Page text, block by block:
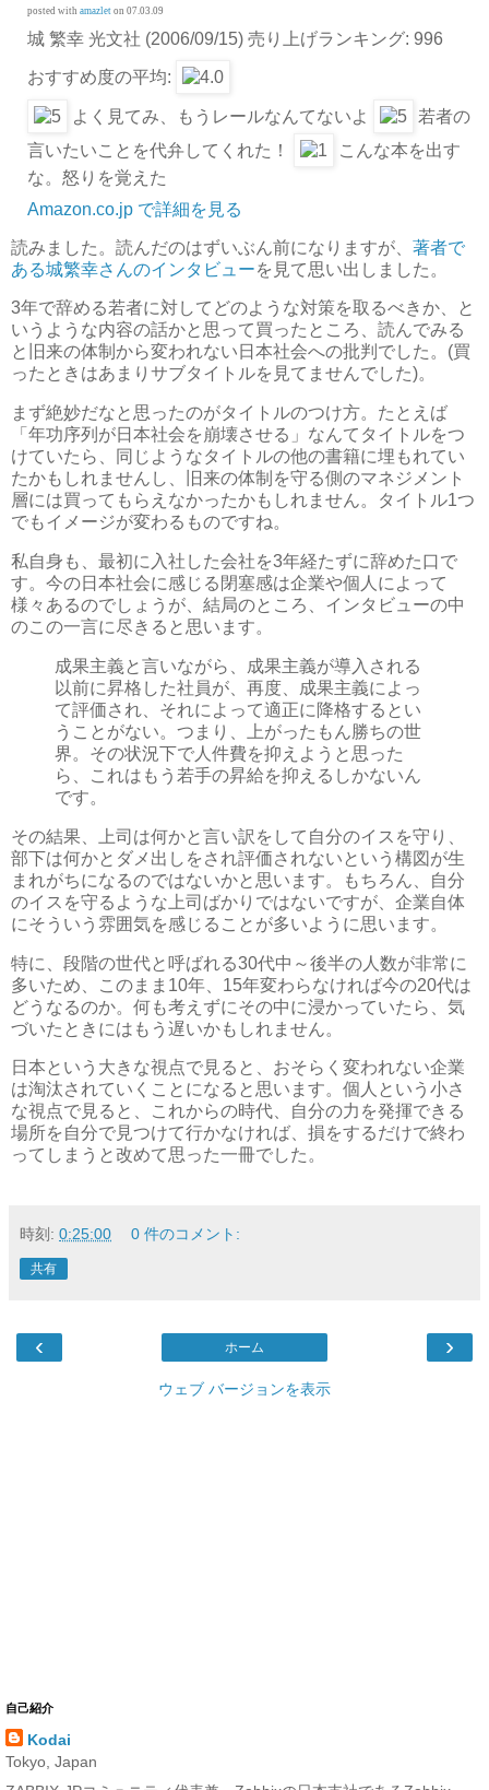
posted with amazlet on 07.03.09
城 繁幸 光文社 (2006/09/15) 売り上げランキング: 996
おすすめ度の平均:
よく見てみ、もうレールなんてないよ
若者の
言いたいことを代弁してくれた！
こんな本を出す
な。怒りを覚えた
Amazon.co.jp で詳細を見る
読みました。読んだのはずいぶん前になりますが、 著者で
ある城繁幸さんのインタビューを見て思い出しました。
3年で辞める若者に対してどのような対策を取るべきか、と
いうような内容の話かと思って買ったところ、読んでみる
と旧来の体制から変われない日本社会への批判でした。(買
ったときはあまりサブタイトルを見てませんでした)。
まず絶妙だなと思ったのがタイトルのつけ方。たとえば
「年功序列が日本社会を崩壊させる」なんてタイトルをつ
けていたら、同じようなタイトルの他の書籍に埋もれてい
たかもしれませんし、旧来の体制を守る側のマネジメント
層には買ってもらえなかったかもしれません。タイトル1つ
でもイメージが変わるものですね。
私自身も、最初に入社した会社を3年経たずに辞めた口で
す。今の日本社会に感じる閉塞感は企業や個人によって
様々あるのでしょうが、結局のところ、インタビューの中
のこの一言に尽きると思います。
成果主義と言いながら、成果主義が導入される
以前に昇格した社員が、再度、成果主義によっ
て評価され、それによって適正に降格するとい
うことがない。つまり、上がったもん勝ちの世
界。その状況下で人件費を抑えようと思った
ら、これはもう若手の昇給を抑えるしかないん
です。
その結果、上司は何かと言い訳をして自分のイスを守り、
部下は何かとダメ出しをされ評価されないという構図が生
まれがちになるのではないかと思います。もちろん、自分
のイスを守るような上司ばかりではないですが、企業自体
にそういう雰囲気を感じることが多いように思います。
特に、段階の世代と呼ばれる30代中～後半の人数が非常に
多いため、このまま10年、15年変わらなければ今の20代は
どうなるのか。何も考えずにその中に浸かっていたら、気
づいたときにはもう遅いかもしれません。
日本という大きな視点で見ると、おそらく変われない企業
は淘汰されていくことになると思います。個人という小さ
な視点で見ると、これからの時代、自分の力を発揮できる
場所を自分で見つけて行かなければ、損をするだけで終わ
ってしまうと改めて思った一冊でした。
時刻: 0:25:00 0 件のコメント:
共有
‹ ›
ホーム
ウェブ バージョンを表示
自己紹介
Kodai
Tokyo, Japan